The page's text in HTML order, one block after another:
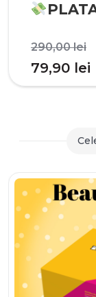
290,00lei
a
79,90 lei